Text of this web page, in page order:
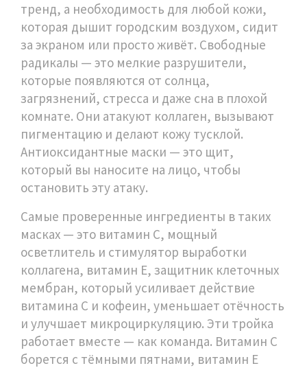
тренд, а необходимость для любой кожи,
которая дышит городским воздухом, сидит
за экраном или просто живёт. Свободные
радикалы — это мелкие разрушители,
которые появляются от солнца,
загрязнений, стресса и даже сна в плохой
комнате. Они атакуют коллаген, вызывают
пигментацию и делают кожу тусклой.
Антиоксидантные маски — это щит,
который вы наносите на лицо, чтобы
остановить эту атаку.
Самые проверенные ингредиенты в таких
масках — это витамин С, мощный
осветлитель и стимулятор выработки
коллагена, витамин Е, защитник клеточных
мембран, который усиливает действие
витамина С и кофеин, уменьшает отёчность
и улучшает микроциркуляцию. Эти тройка
работает вместе — как команда. Витамин С
борется с тёмными пятнами, витамин Е